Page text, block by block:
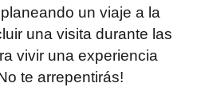
un viaje a la
una visita durante las
vivir una experiencia
te arrepentirás!